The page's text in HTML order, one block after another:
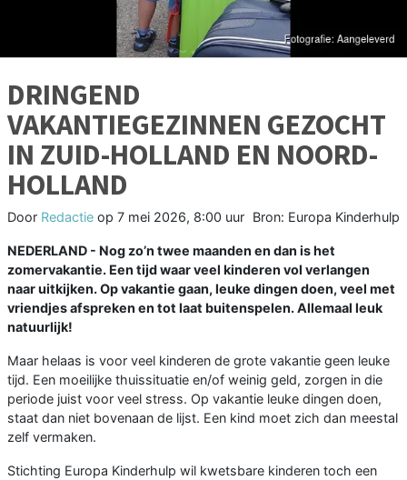
DRINGEND
VAKANTIEGEZINNEN GEZOCHT
IN ZUID-HOLLAND EN NOORD-
HOLLAND
Door Redactie op 7 mei 2026, 8:00 uur Bron: Europa Kinderhulp
NEDERLAND - Nog zo’n twee maanden en dan is het
zomervakantie. Een tijd waar veel kinderen vol verlangen
naar uitkijken. Op vakantie gaan, leuke dingen doen, veel met
vriendjes afspreken en tot laat buitenspelen. Allemaal leuk
natuurlijk!
Maar helaas is voor veel kinderen de grote vakantie geen leuke
tijd. Een moeilijke thuissituatie en/of weinig geld, zorgen in die
periode juist voor veel stress. Op vakantie leuke dingen doen,
staat dan niet bovenaan de lijst. Een kind moet zich dan meestal
zelf vermaken.
Stichting Europa Kinderhulp wil kwetsbare kinderen toch een